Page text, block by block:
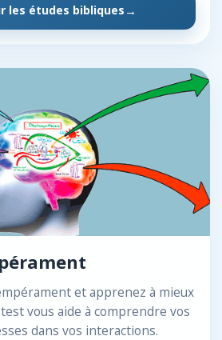
les études bibliques
et apprenez à mieux
vous aide à comprendre vos
dans vos interactions.